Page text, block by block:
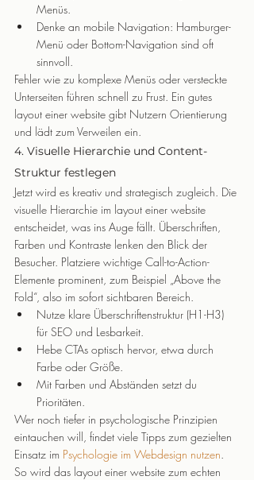
Menüs.
Denke an mobile Navigation: Hamburger-
Menü oder Bottom-Navigation sind oft
sinnvoll.
Fehler wie zu komplexe Menüs oder versteckte
Unterseiten führen schnell zu Frust. Ein gutes
layout einer website gibt Nutzern Orientierung
und lädt zum Verweilen ein.
4. Visuelle Hierarchie und Content-
Struktur festlegen
Jetzt wird es kreativ und strategisch zugleich. Die
visuelle Hierarchie im layout einer website
entscheidet, was ins Auge fällt. Überschriften,
Farben und Kontraste lenken den Blick der
Besucher. Platziere wichtige Call-to-Action-
Elemente prominent, zum Beispiel „Above the
Fold“, also im sofort sichtbaren Bereich.
Nutze klare Überschriftenstruktur (H1-H3)
für SEO und Lesbarkeit.
Hebe CTAs optisch hervor, etwa durch
Farbe oder Größe.
Mit Farben und Abständen setzt du
Prioritäten.
Wer noch tiefer in psychologische Prinzipien
eintauchen will, findet viele Tipps zum gezielten
Einsatz im Psychologie im Webdesign nutzen
So wird das layout einer website zum echten